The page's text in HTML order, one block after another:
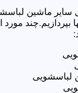
سایر ماشین
بپردازیم.چند
لباسشویی